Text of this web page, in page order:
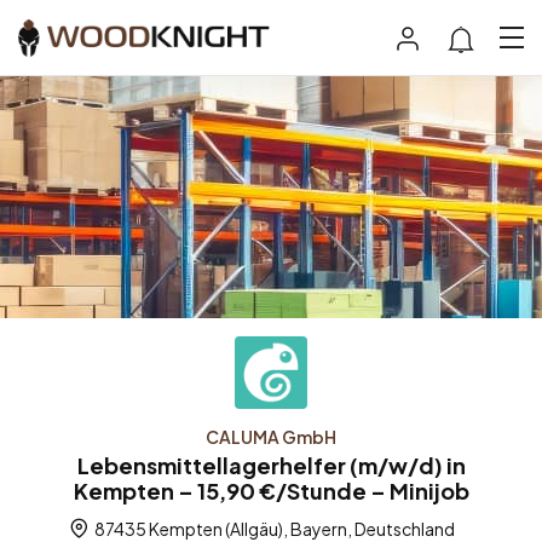
CALUMA GmbH
Lebensmittellagerhelfer (m/w/d) in
Kempten – 15,90 €/Stunde – Minijob
87435 Kempten (Allgäu), Bayern, Deutschland